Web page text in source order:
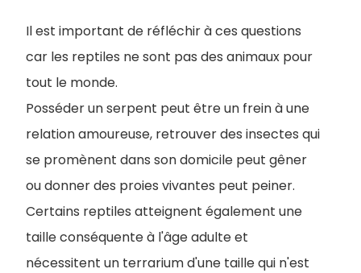
Il est important de réfléchir à ces questions
car les reptiles ne sont pas des animaux pour
tout le monde.
Posséder un serpent peut être un frein à une
relation amoureuse, retrouver des insectes qui
se promènent dans son domicile peut gêner
ou donner des proies vivantes peut peiner.
Certains reptiles atteignent également une
taille conséquente à l'âge adulte et
nécessitent un terrarium d'une taille qui n'est